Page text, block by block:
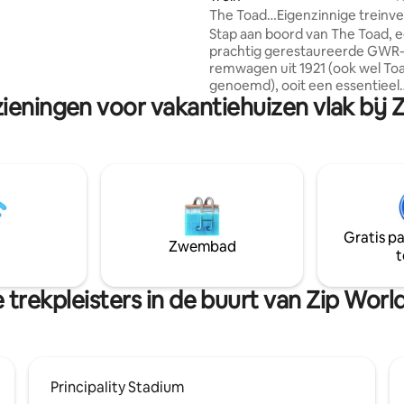
The Toad…Eigenzinnige
houtgestookt bubbelbad
Stap aan boord van The Toad,
prachtig gerestaureerde GWR-
remwagen uit 1921 (ook wel
genoemd), ooit een essentieel
onderdeel van
oorlog. Deze historische
vleugje luxe. Geniet van je
badkamer met warme douche,
houtgestookte hot tub en
soundtrack van vogelgezang
plattelandsleven. De Toad is
door om de Brecon Beacons en
daarbuiten te verkennen.
voor vakantiehuizen vlak bij
Zwembad
Gratis
trekpleisters in de buurt van Zip
Principality Stadium